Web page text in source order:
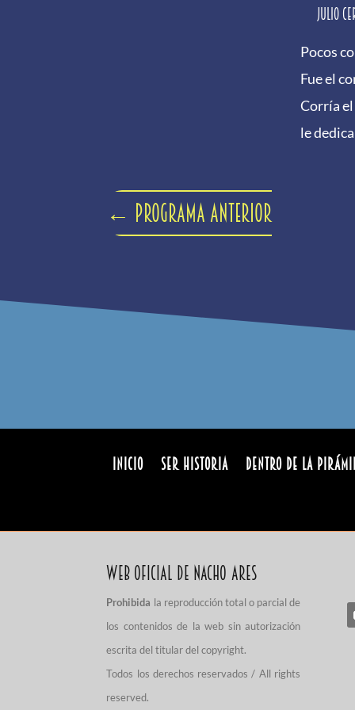
Julio
Pocos
Fue el
Corría
le
← Programa anterior
INICIO Ser Historia Dentro de la
Web Oficial de Nacho Ares
Prohibida la reproducción total o parcial de
los contenidos de la web sin autorización
escrita del titular del copyright.
Todos los derechos reservados / All rights
reserved.